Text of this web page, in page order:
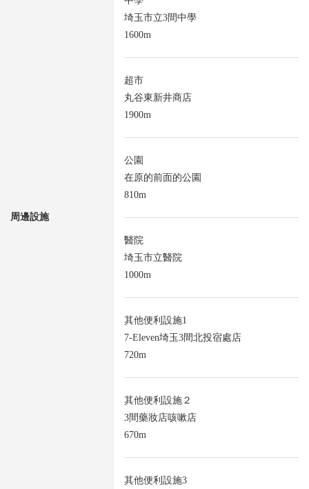
周邊設施
埼玉市立3間中學
1600m
超市
丸谷東新井商店
1900m
公園
在原的前面的公園
810m
醫院
埼玉市立醫院
1000m
其他便利設施1
7-Eleven埼玉3間北投宿處店
720m
其他便利設施２
3間藥妝店咳嗽店
670m
其他便利設施3